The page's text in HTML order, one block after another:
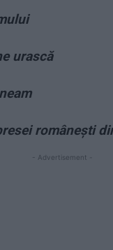
urască
româneşti
- Advertisement -